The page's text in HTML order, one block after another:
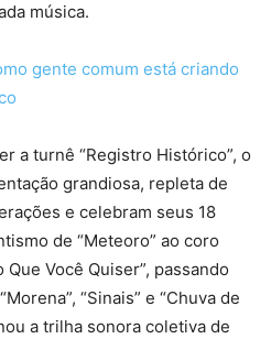
música.
gente comum está criando
a turnê “Registro Histórico”, o
grandiosa, repleta de
e celebram seus 18
de “Meteoro” ao coro
Você Quiser”, passando
“Sinais” e “Chuva de
a trilha sonora coletiva de